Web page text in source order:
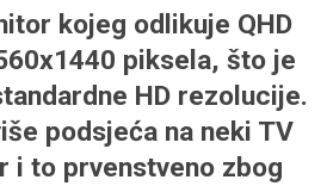
kojeg odlikuje QHD
piksela, što je
HD rezolucije.
podsjeća na neki TV
i to prvenstveno zbog